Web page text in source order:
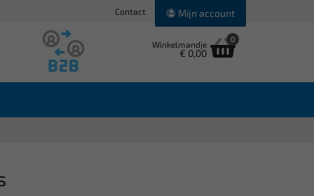
Contact Mijn account
Winkelmandje
€ 0,00
0